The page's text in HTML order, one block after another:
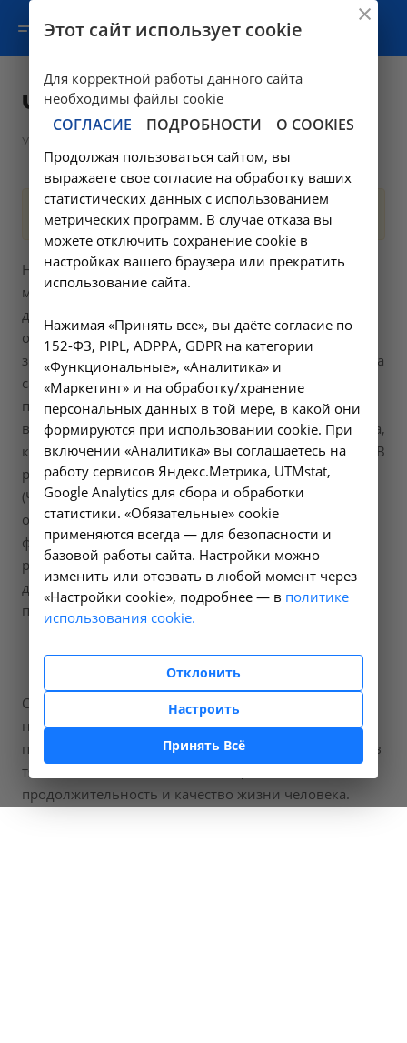
Чекап
Услуги
Нет услуг
На основании принципов доказательной медицины
мы сформировали специализированные
диагностические программы из наборов
обследований, которые позволяют обнаружить
значимые патологические изменения в организме на
самых ранних стадиях, пока еще не развилось
полноценное заболевание. Во все программы
включены осмотр и консультация врача специалиста,
который дает итоговую оценку состояния здоровья. В
результате проведения диагностической программы
(Чек Апа) Вы получаете медицинское заключение с
описанием выявленных отклонений от нормы и
факторов риска, установленных диагнозов, а также
рекомендации профильного специалиста по
дальнейшему образу жизни, необходимой
профилактике и лечению.
Check Up (Чек ап) – это набор обследований,
направленный на выявление факторов риска,
признаков развития или диагностических критериев
тяжелых заболеваний, снижающих
продолжительность и качество жизни человека.
Этот сайт использует cookie
Для корректной работы данного сайта
необходимы файлы cookie
СОГЛАСИЕ ПОДРОБНОСТИ О COOKIES
Продолжая пользоваться сайтом, вы
выражаете свое согласие на обработку ваших
статистических данных с использованием
метрических программ. В случае отказа вы
можете отключить сохранение cookie в
настройках вашего браузера или прекратить
использование сайта.
Нажимая «Принять все», вы даёте согласие по
152-ФЗ, PIPL, ADPPA, GDPR на категории
«Функциональные», «Аналитика» и
«Маркетинг» и на обработку/хранение
персональных данных в той мере, в какой они
формируются при использовании cookie. При
включении «Аналитика» вы соглашаетесь на
работу сервисов Яндекс.Метрика, UTMstat,
Google Analytics для сбора и обработки
статистики. «Обязательные» cookie
применяются всегда — для безопасности и
базовой работы сайта. Настройки можно
изменить или отозвать в любой момент через
«Настройки cookie», подробнее — в политике
использования cookie.
Отклонить
Настроить
Принять Всё